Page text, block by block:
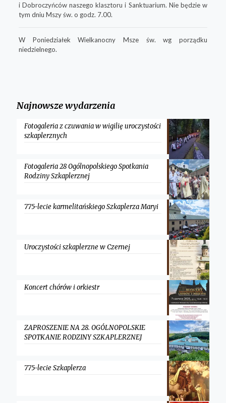
i Dobroczyńców naszego klasztoru i Sanktuarium. Nie będzie w
tym dniu Mszy św. o godz. 7.00.
W Poniedziałek Wielkanocny Msze św. wg porządku
niedzielnego.
Najnowsze wydarzenia
Fotogaleria z czuwania w wigilię uroczystości
szkaplerznych
Fotogaleria 28 Ogólnopolskiego Spotkania
Rodziny Szkaplerznej
775-lecie karmelitańskiego Szkaplerza Maryi
Uroczystości szkaplerzne w Czernej
Koncert chórów i orkiestr
ZAPROSZENIE NA 28. OGÓLNOPOLSKIE
SPOTKANIE RODZINY SZKAPLERZNEJ
775-lecie Szkaplerza